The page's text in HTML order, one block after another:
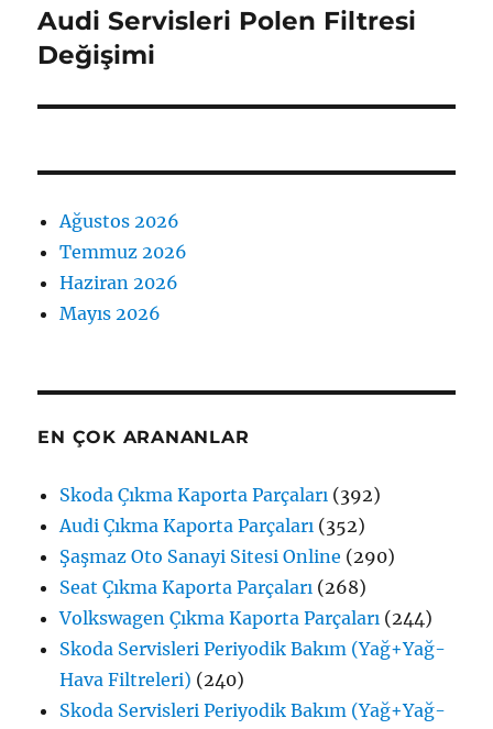
Sonraki
yazı:
Audi Servisleri Polen Filtresi
Değişimi
Ağustos 2026
Temmuz 2026
Haziran 2026
Mayıs 2026
EN ÇOK ARANANLAR
Skoda Çıkma Kaporta Parçaları (392)
Audi Çıkma Kaporta Parçaları (352)
Şaşmaz Oto Sanayi Sitesi Online (290)
Seat Çıkma Kaporta Parçaları (268)
Volkswagen Çıkma Kaporta Parçaları (244)
Skoda Servisleri Periyodik Bakım (Yağ+Yağ-
Hava Filtreleri) (240)
Skoda Servisleri Periyodik Bakım (Yağ+Yağ-